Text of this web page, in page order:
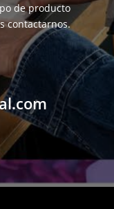
de producto
contactarnos.